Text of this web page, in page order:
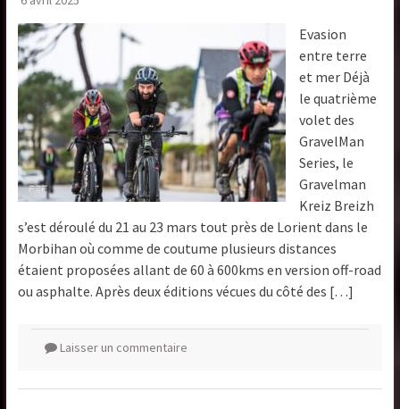
Evasion
entre terre
et mer Déjà
le quatrième
volet des
GravelMan
Series, le
Gravelman
Kreiz Breizh
s’est déroulé du 21 au 23 mars tout près de Lorient dans le
Morbihan où comme de coutume plusieurs distances
étaient proposées allant de 60 à 600kms en version off-road
ou asphalte. Après deux éditions vécues du côté des […]
Laisser un commentaire